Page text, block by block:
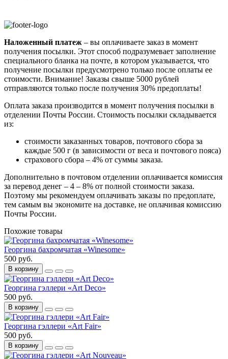
Наложенный платеж – вы оплачиваете заказ в момент
получения посылки. Этот способ подразумевает заполнение
специального бланка на почте, в котором указывается, что
получение посылки предусмотрено только после оплаты ее
стоимости. Внимание! Заказы свыше 5000 рублей
отправляются только после получения 30% предоплаты!
Оплата заказа производится в момент получения посылки в
отделении Почты России. Стоимость посылки складывается
из:
стоимости заказанных товаров, почтового сбора за
каждые 500 г (в зависимости от веса и почтового пояса)
страхового сбора – 4% от суммы заказа.
Дополнительно в почтовом отделении оплачивается комиссия
за перевод денег – 4 – 8% от полной стоимости заказа.
Поэтому мы рекомендуем оплачивать заказы по предоплате,
тем самым вы экономите на доставке, не оплачивая комиссию
Почты России.
Похожие товары
Георгина бахромчатая «Winesome»
500 руб.
В корзину
Георгина гэллери «Art Deco»
500 руб.
В корзину
Георгина гэллери «Art Fair»
500 руб.
В корзину